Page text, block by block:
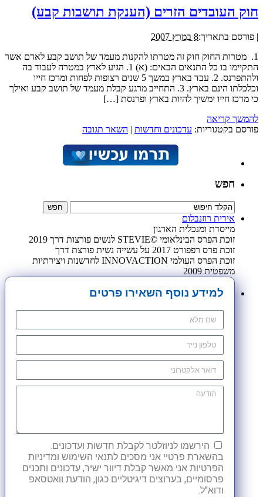
חוק העובדים הזרים (הענקת תושבות קבע)
| פורסם בתאריך:8 במרץ 2007
1. מטרות החוק חוק זה מטרתו להקנות מעמד של תושב קבע לאדם אשר
התקיימו בו כל התנאים הבאים: (א) 1. הגיע לארץ במטרה לעבוד בה
ולהתפרנס. 2. עבד בארץ במשך 5 שנים רצופות לפחות ומרכז חייו
וכלכלתו הינם בארץ. 3. התחייב מרגע קבלת מעמד של תושב קבע ואילך
כי מרכז חייו ימשיך להיות בארץ ופרנסת […]
להמשך קריאה
פורסם בקטגוריות: עדכונים וחדשות | השאר תגובה
חפש
אירית רוזנבלום
מייסדת ומנכלית הארגון
זוכת הפרס הבינלאומי ©STEVIE לנשים פורצות דרך 2019
זוכת פרס רפפורט 2017 על עשייה נשית פורצת דרך
זוכת הפרס העולמי INNOVACTION לחדשנות ויצירתיות
משפטית 2009
למידע נוסף השאירו פרטים
הירשמו לניוזלטר לקבלת חדשות ועדכונים.
בהשארת פרטיי אני מסכים לתנאי השימוש ומדיניות
הפרטיות אני מאשר קבלת דיוור ישיר, עדכונים ותכנים
פרסומיים, בערוצים דיגיטליים כגון, הודעת וואטסאפ
ודוא"ל.